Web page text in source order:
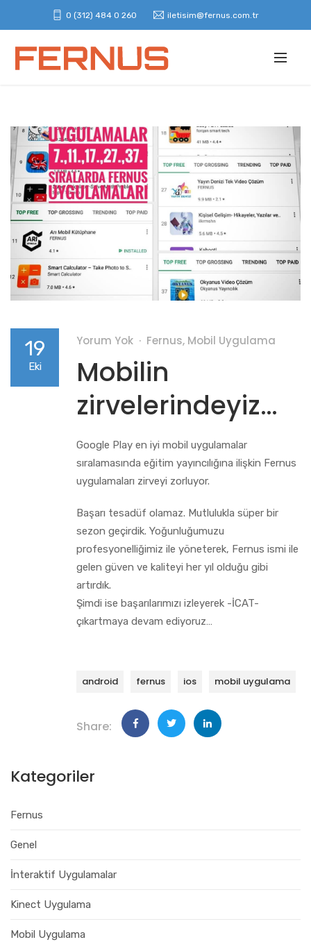
0 (312) 484 0 260 iletisim@fernus.com.tr
19
Eki
Yorum Yok Fernus, Mobil Uygulama
Mobilin
zirvelerindeyiz…
Google Play en iyi mobil uygulamalar
sıralamasında eğitim yayıncılığına ilişkin Fernus
uygulamaları zirveyi zorluyor.
Başarı tesadüf olamaz. Mutlulukla süper bir
sezon geçirdik. Yoğunluğumuzu
profesyonelliğimiz ile yöneterek, Fernus ismi ile
gelen güven ve kaliteyi her yıl olduğu gibi
artırdık.
Şimdi ise başarılarımızı izleyerek -İCAT-
çıkartmaya devam ediyoruz…
android fernus ios mobil uygulama
Share:
Kategoriler
Fernus
Genel
İnteraktif Uygulamalar
Kinect Uygulama
Mobil Uygulama